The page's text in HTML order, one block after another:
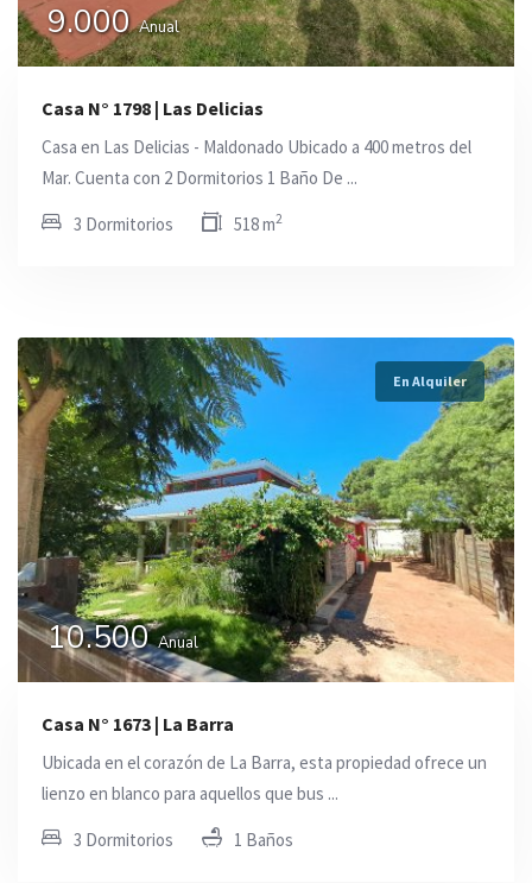
9.000Anual
Casa N° 1798 | Las Delicias
Casa en Las Delicias - Maldonado Ubicado a 400 metros del
Mar. Cuenta con 2 Dormitorios 1 Baño De ...
3 Dormitorios 518 m2
En Alquiler
10.500Anual
Casa N° 1673 | La Barra
Ubicada en el corazón de La Barra, esta propiedad ofrece un
lienzo en blanco para aquellos que bus ...
3 Dormitorios 1 Baños